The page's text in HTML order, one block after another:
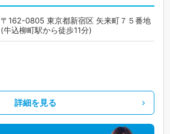
〒162-0805 東京都新宿区 矢来町７５番地
(牛込柳町駅から徒歩11分)
詳細を見る